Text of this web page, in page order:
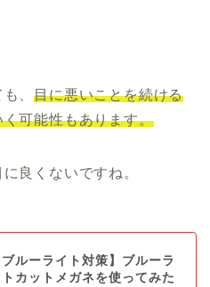
も、目に悪いことを続ける
可能性もあります。
良くないですね。
ブルーライト対策】ブルーラ
トカットメガネを使ってみた